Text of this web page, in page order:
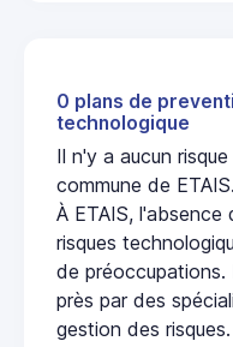
0 plans de
technologique
Il n'y a aucun
commune de ETAIS.
À ETAIS,
risques
de préoccupations.
près par des
gestion des